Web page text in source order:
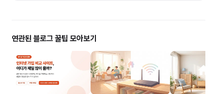
연관된 블로그 꿀팁 모아보기